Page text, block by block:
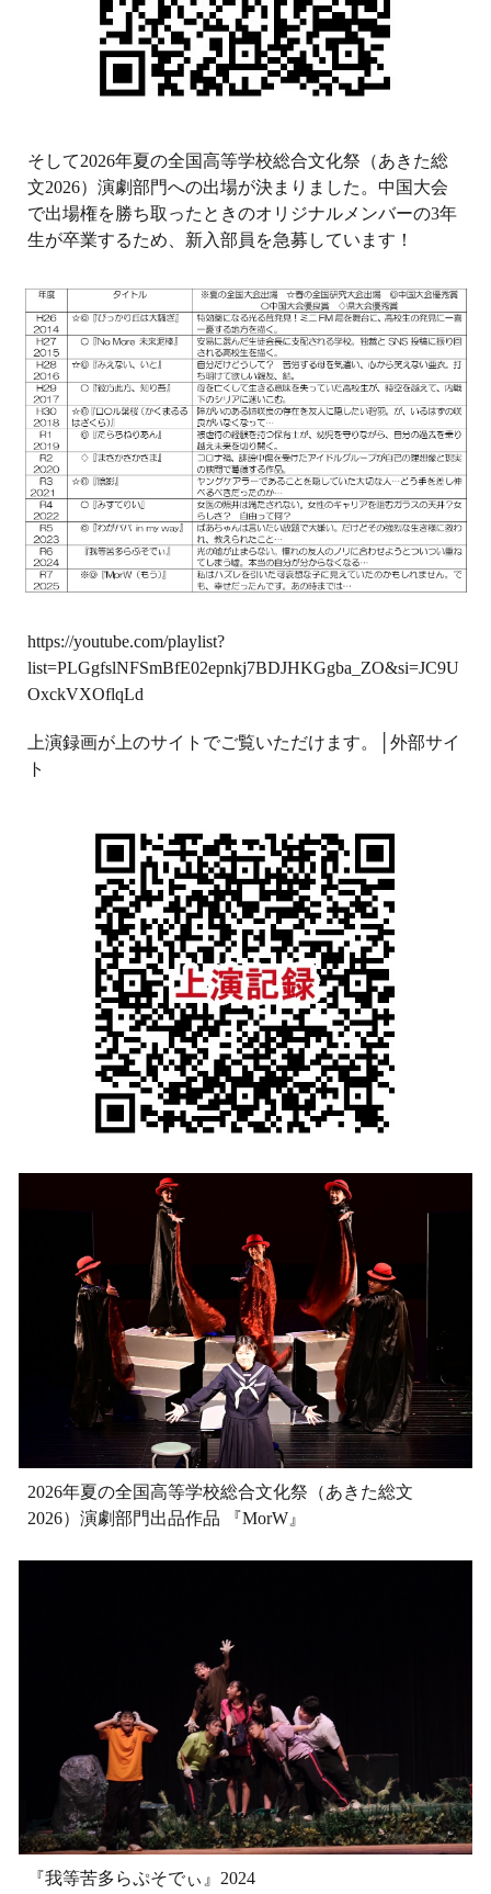
そして2026年夏の全国高等学校総合文化祭（あきた総
文2026）演劇部門への出場が決まりました。中国大会
で出場権を勝ち取ったときのオリジナルメンバーの3年
生が卒業するため、新入部員を急募しています！
https://youtube.com/playlist?
list=PLGgfslNFSmBfE02epnkj7BDJHKGgba_ZO&si=JC9U
OxckVXOflqLd
上演録画が上のサイトでご覧いただけます。│外部サイ
ト
2026年夏の全国高等学校総合文化祭（あきた総文
2026）演劇部門出品作品 『MorW』
『我等苦多らぷそでぃ』2024